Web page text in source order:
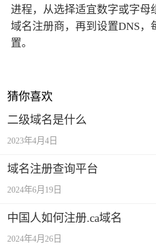
进程，从选择适宜数字或字母
域名注册商，再到设置DNS，
置。
猜你喜欢
二级域名是什么
2023年4月4日
域名注册查询平台
2024年6月19日
中国人如何注册.ca域名
2024年4月26日